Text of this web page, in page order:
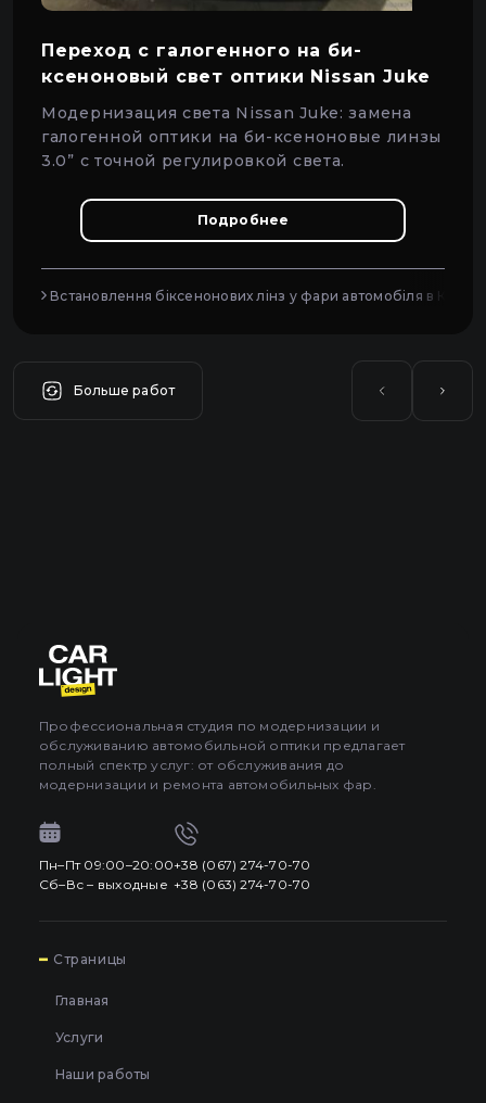
Переход с галогенного на би-
ксеноновый свет оптики Nissan Juke
Модернизация света Nissan Juke: замена
галогенной оптики на би-ксеноновые линзы
3.0” с точной регулировкой света.
Подробнее
Встановлення біксенонових лінз у фари автомобіля в Києві
Больше работ
Профессиональная студия по модернизации и
обслуживанию автомобильной оптики предлагает
полный спектр услуг: от обслуживания до
модернизации и ремонта автомобильных фар.
Пн–Пт 09:00–20:00
Сб–Вс – выходные
+38 (067) 274-70-70
+38 (063) 274-70-70
Страницы
Главная
Услуги
Наши работы